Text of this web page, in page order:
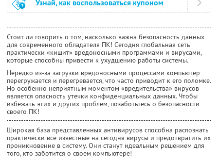
Узнай, как воспользоваться купоном
Стоит ли говорить о том, насколько важна безопасность данных
для современного обладателя ПК! Сегодня глобальная сеть
практически «кишит» вредоносными программами и вирусами,
которые способны привести к ухудшению работы системы.
Нередко из-за загрузки вредоносными процессами компьютер
перегружается и перегревается, что часто приводит к его поломке.
Но особенно неприятным моментом «вредительства» вирусов
является опасность утечки конфиденциальных данных. Чтобы
избежать этих и других проблем, позаботьтесь о безопасности
своего ПК!
Широкая база представленных антивирусов способна распознать
практически все известные на сегодня вирусы и предотвратить их
проникновение в систему. Они станут идеальным решением для
того, кто заботится о своем компьютере!